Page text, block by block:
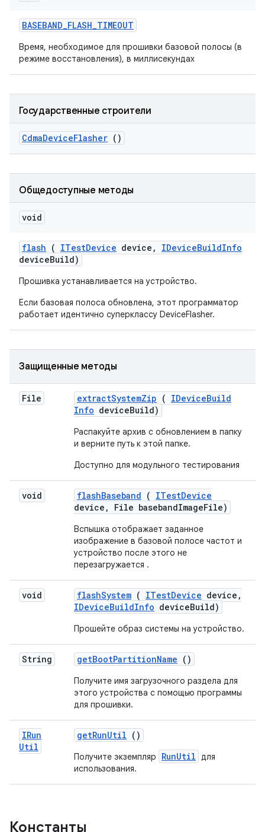
BASEBAND_FLASH_TIMEOUT
Время, необходимое для прошивки базовой полосы (в
режиме восстановления), в миллисекундах
Государственные строители
CdmaDeviceFlasher ()
Общедоступные методы
void
flash ( ITestDevice device , IDeviceBuildInfo
deviceBuild)
Прошивка устанавливается на устройство.
Если базовая полоса обновлена, этот программатор
работает идентично суперклассу DeviceFlasher.
Защищенные методы
File extractSystemZip ( IDeviceBuild
Info deviceBuild)
Распакуйте архив с обновлением в папку
и верните путь к этой папке.
Доступно для модульного тестирования
void flashBaseband ( ITestDevice
device , File basebandImageFile)
Вспышка отображает заданное
изображение в базовой полосе частот и
устройство после этого не
перезагружается .
void flashSystem ( ITestDevice device ,
IDeviceBuildInfo deviceBuild)
Прошейте образ системы на устройство.
String getBootPartitionName ()
Получите имя загрузочного раздела для
этого устройства с помощью программы
для прошивки.
IRun
Util
getRunUtil ()
Получите экземпляр RunUtil для
использования.
Константы